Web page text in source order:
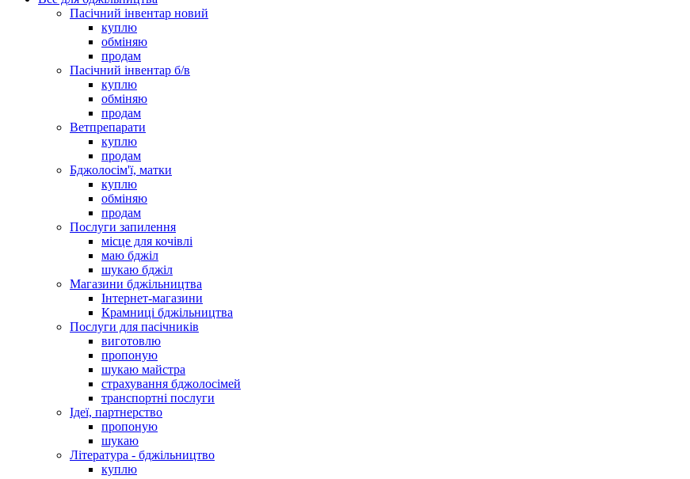
Пасічний інвентар новий
куплю
обміняю
продам
Пасічний інвентар б/в
куплю
обміняю
продам
Ветпрепарати
куплю
продам
Бджолосім'ї, матки
куплю
обміняю
продам
Послуги запилення
місце для кочівлі
маю бджіл
шукаю бджіл
Магазини бджільництва
Інтернет-магазини
Крамниці бджільництва
Послуги для пасічників
виготовлю
пропоную
шукаю майстра
страхування бджолосімей
транспортні послуги
Ідеї, партнерство
пропоную
шукаю
Література - бджільництво
куплю